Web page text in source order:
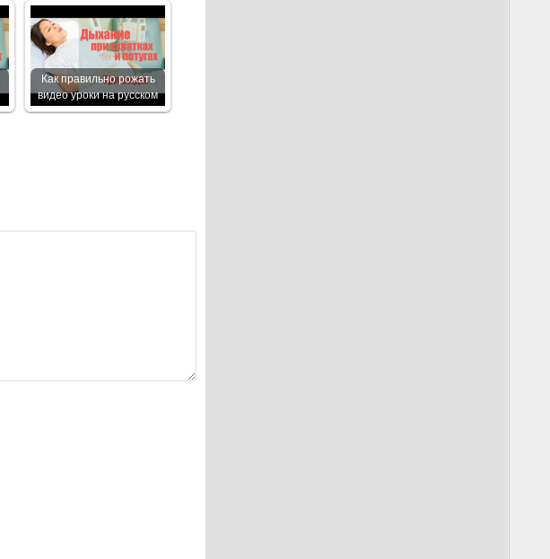
Как правильно рожать
видео уроки на русском